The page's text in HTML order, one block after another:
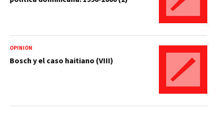
OPINIÓN
Bosch y el caso haitiano (VIII)